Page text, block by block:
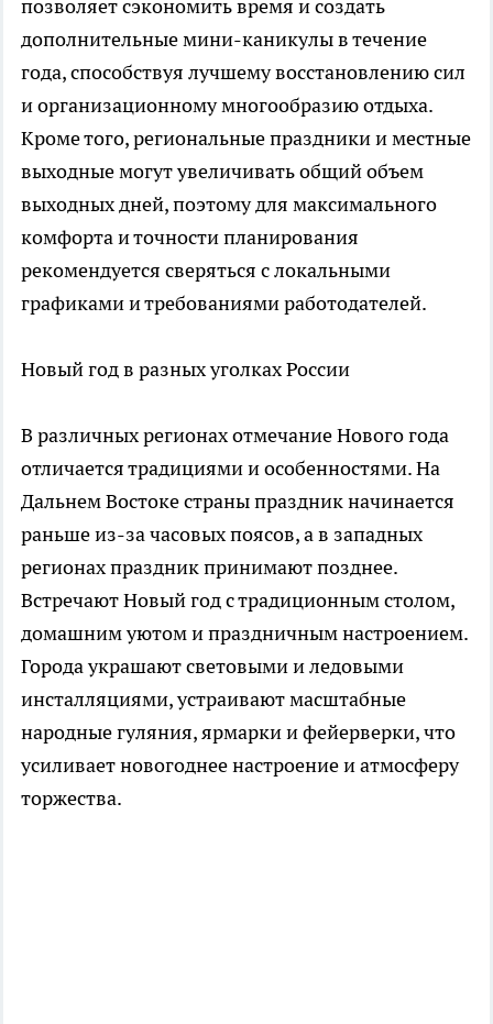
позволяет сэкономить время и создать
дополнительные мини-каникулы в течение
года, способствуя лучшему восстановлению сил
и организационному многообразию отдыха.
Кроме того, региональные праздники и местные
выходные могут увеличивать общий объем
выходных дней, поэтому для максимального
комфорта и точности планирования
рекомендуется сверяться с локальными
графиками и требованиями работодателей.​
Новый год в разных уголках России
В различных регионах отмечание Нового года
отличается традициями и особенностями. На
Дальнем Востоке страны праздник начинается
раньше из-за часовых поясов, а в западных
регионах праздник принимают позднее.
Встречают Новый год с традиционным столом,
домашним уютом и праздничным настроением.
Города украшают световыми и ледовыми
инсталляциями, устраивают масштабные
народные гуляния, ярмарки и фейерверки, что
усиливает новогоднее настроение и атмосферу
торжества.​